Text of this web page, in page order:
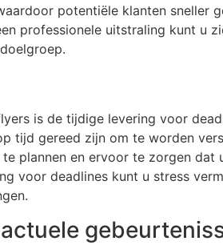
potentiële klanten sneller
professionele uitstraling kunt u
is de tijdige levering voor
tijd gereed zijn om te worden
plannen en ervoor te zorgen
voor deadlines kunt u stress